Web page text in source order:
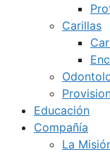
Carillas
Educación
Compañía
La